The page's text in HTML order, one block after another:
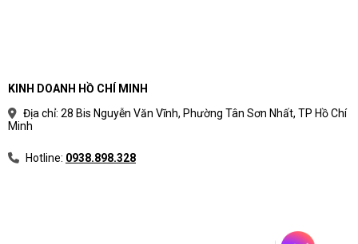
KINH DOANH HỒ CHÍ MINH
Địa chỉ: 28 Bis Nguyễn Văn Vĩnh, Phường Tân Sơn Nhất, TP Hồ Chí
Minh
Hotline: 0938.898.328